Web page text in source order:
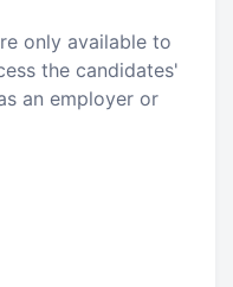
only available to
the candidates'
an employer or